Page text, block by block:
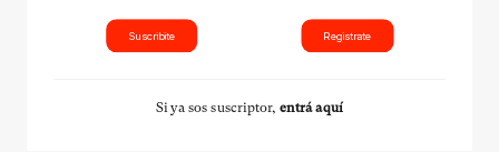
Suscribite Registrate
Si ya sos suscriptor, entrá aquí